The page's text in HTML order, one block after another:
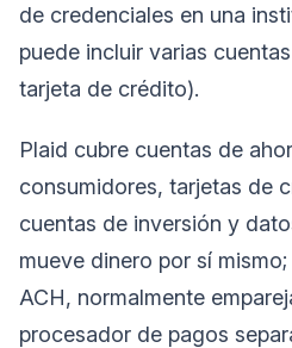
de credenciales en una
puede incluir varias
tarjeta de crédito).
Plaid cubre cuentas de
consumidores, tarjetas de
cuentas de inversión y
mueve dinero por sí
ACH, normalmente
procesador de pagos